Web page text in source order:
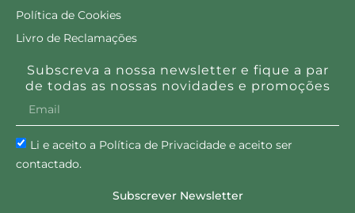
Política de Cookies
Livro de Reclamações
Subscreva a nossa newsletter e fique a par
de todas as nossas novidades e promoções
Li e aceito a Política de Privacidade e aceito ser
contactado.
Subscrever Newsletter